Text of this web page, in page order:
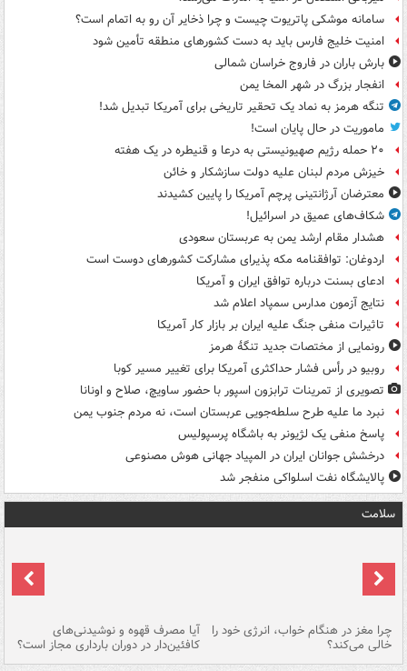
سامانه موشکی پاتریوت چیست و چرا ذخایر آن رو به اتمام است؟
امنیت خلیج فارس باید به دست کشورهای منطقه تأمین شود
بارش باران در فاروج خراسان شمالی
انفجار بزرگ در شهر المخا یمن
تنگه هرمز به نماد یک تحقیر تاریخی برای آمریکا تبدیل شد!
ماموریت در حال پایان است!
۲۰ حمله رژیم صهیونیستی به درعا و قنیطره در یک هفته
خیزش مردم لبنان علیه دولت سازشکار و خائن
معترضان آرژانتینی پرچم آمریکا را پایین کشیدند
شکاف‌های عمیق در اسرائیل!
هشدار مقام ارشد یمن به عربستان سعودی
اردوغان: توافقنامه مکه پذیرای مشارکت کشورهای دوست است
ادعای بسنت درباره توافق ایران و آمریکا
نتایج آزمون مدارس سمپاد اعلام شد
تاثیرات منفی جنگ علیه ایران بر بازار کار آمریکا
رونمایی از مختصات جدید تنگۀ هرمز
روبیو در رأس فشار حداکثری آمریکا برای تغییر مسیر کوبا
تصویری از تمرینات ترابزون اسپور با حضور ساویچ، صلاح و اونانا
نبرد ما علیه طرح سلطه‌جویی عربستان است، نه مردم جنوب یمن
پاسخ منفی یک لژیونر به باشگاه پرسپولیس
درخشش جوانان ایران در المپیاد جهانی هوش مصنوعی
پالایشگاه نفت اسلواکی منفجر شد
سلامت
چرا مغز در هنگام خواب، انرژی خود را
خالی می‌کند؟
آیا مصرف قهوه و نوشیدنی‌های
کافئین‌دار در دوران بارداری مجاز است؟